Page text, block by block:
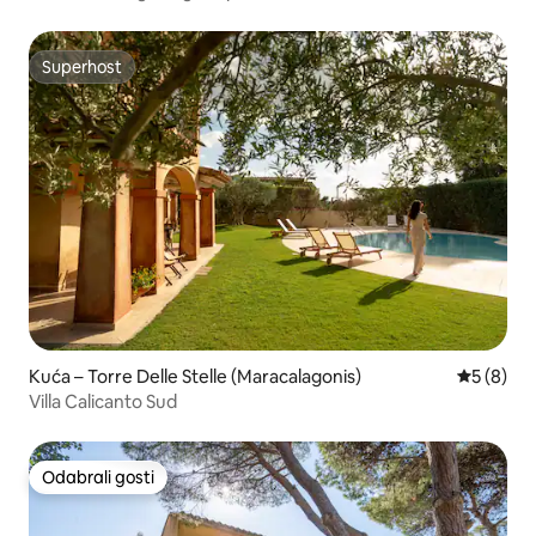
Superhost
Superhost
Kuća – Torre Delle Stelle (Maracalagonis)
5 (8)
Villa Calicanto Sud
Odabrali gosti
Odabrali gosti